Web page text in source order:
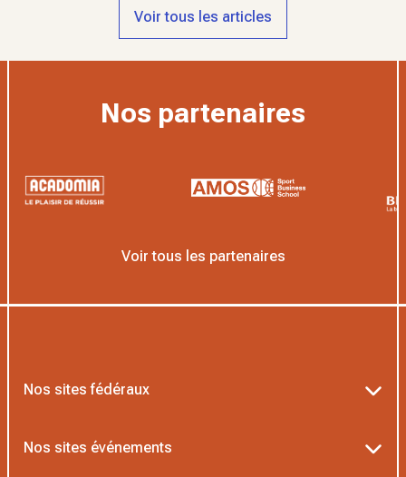
Voir tous les articles
Nos partenaires
Voir tous les partenaires
Nos sites fédéraux
Nos sites événements